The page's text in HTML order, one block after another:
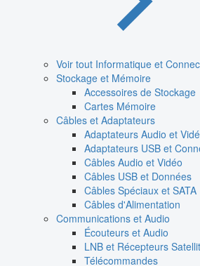
Voir tout Informatique et
Stockage et Mémoire
Accessoires de Stockage
Cartes Mémoire
Câbles et Adaptateurs
Adaptateurs Audio et
Adaptateurs USB et
Câbles Audio et Vidéo
Câbles USB et Données
Câbles Spéciaux et SATA
Câbles d'Alimentation
Communications et Audio
Écouteurs et Audio
LNB et Récepteurs
Télécommandes